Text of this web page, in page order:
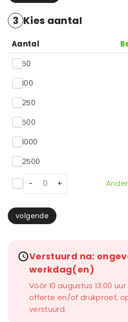
3 Kies aantal
Aantal
50
100
250
500
1000
2500
- +
volgende
Verstuurd na:
werkdag(en)
Vóór 10 augustus 13:00
offerte en/of drukproef, op
verstuurd.